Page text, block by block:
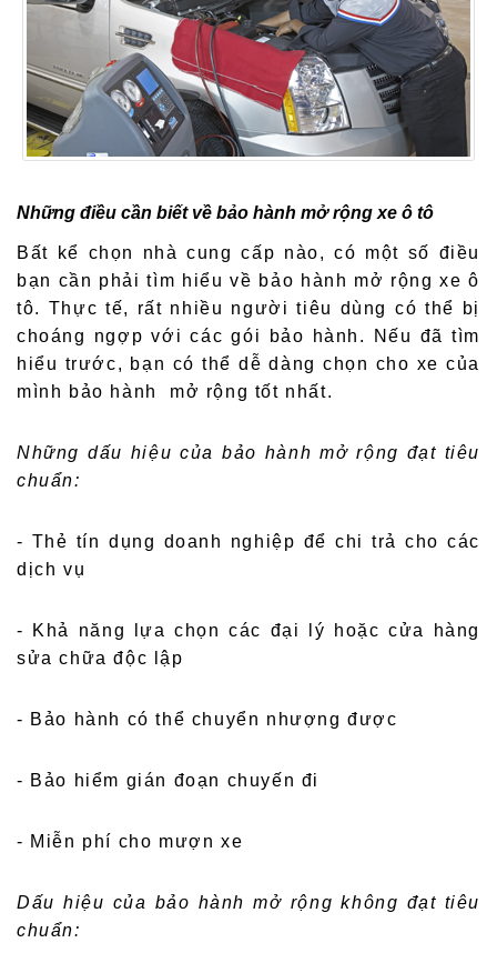
Những điều cần biết về bảo hành mở rộng xe ô tô
Bất kể chọn nhà cung cấp nào, có một số điều
bạn cần phải tìm hiểu về bảo hành mở rộng xe ô
tô. Thực tế, rất nhiều người tiêu dùng có thể bị
choáng ngợp với các gói bảo hành. Nếu đã tìm
hiểu trước, bạn có thể dễ dàng chọn cho xe của
mình bảo hành mở rộng tốt nhất.
Những dấu hiệu của bảo hành mở rộng đạt tiêu
chuẩn:
- Thẻ tín dụng doanh nghiệp để chi trả cho các
dịch vụ
- Khả năng lựa chọn các đại lý hoặc cửa hàng
sửa chữa độc lập
- Bảo hành có thể chuyển nhượng được
- Bảo hiểm gián đoạn chuyến đi
- Miễn phí cho mượn xe
Dấu hiệu của bảo hành mở rộng không đạt tiêu
chuẩn: